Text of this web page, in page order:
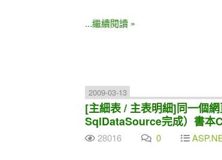
...繼續閱讀 »
2009-03-13
[主細表 / 主表明細]同一個
SqlDataSource完成）書本
28016 0